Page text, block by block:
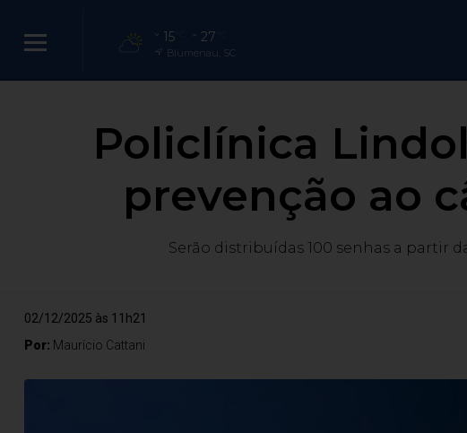
15 27
Blumenau, SC
Policlínica
prevenção ao
Serão distribuídas 100 senhas a partir
02/12/2025 às 11h21
Por: Maurício Cattani